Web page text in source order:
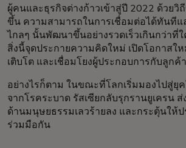
ผู้คนและธุรกิจต่างก้าวเข้าสู่ปี 2022 ด้วยวิ
ขึ้น ความสามารถในการเชื่อมต่อได้ทันทีแ
ไกลๆ นั้นพัฒนาขึ้นอย่างรวดเร็วเกินกว่าที่
สิ่งนี้จุดประกายความคิดใหม่ เปิดโอกาสใ
เติบโต และเชื่อมโยงผู้ประกอบการกับลูกค้
อย่างไรก็ตาม ในขณะที่โลกเริ่มมองไปสู่ยุ
จากโรคระบาด รัสเซียกลับรุกรานยูเครน
ด้านมนุษยธรรมเลวร้ายลง และกระตุ้นให้
ร่วมมือกัน